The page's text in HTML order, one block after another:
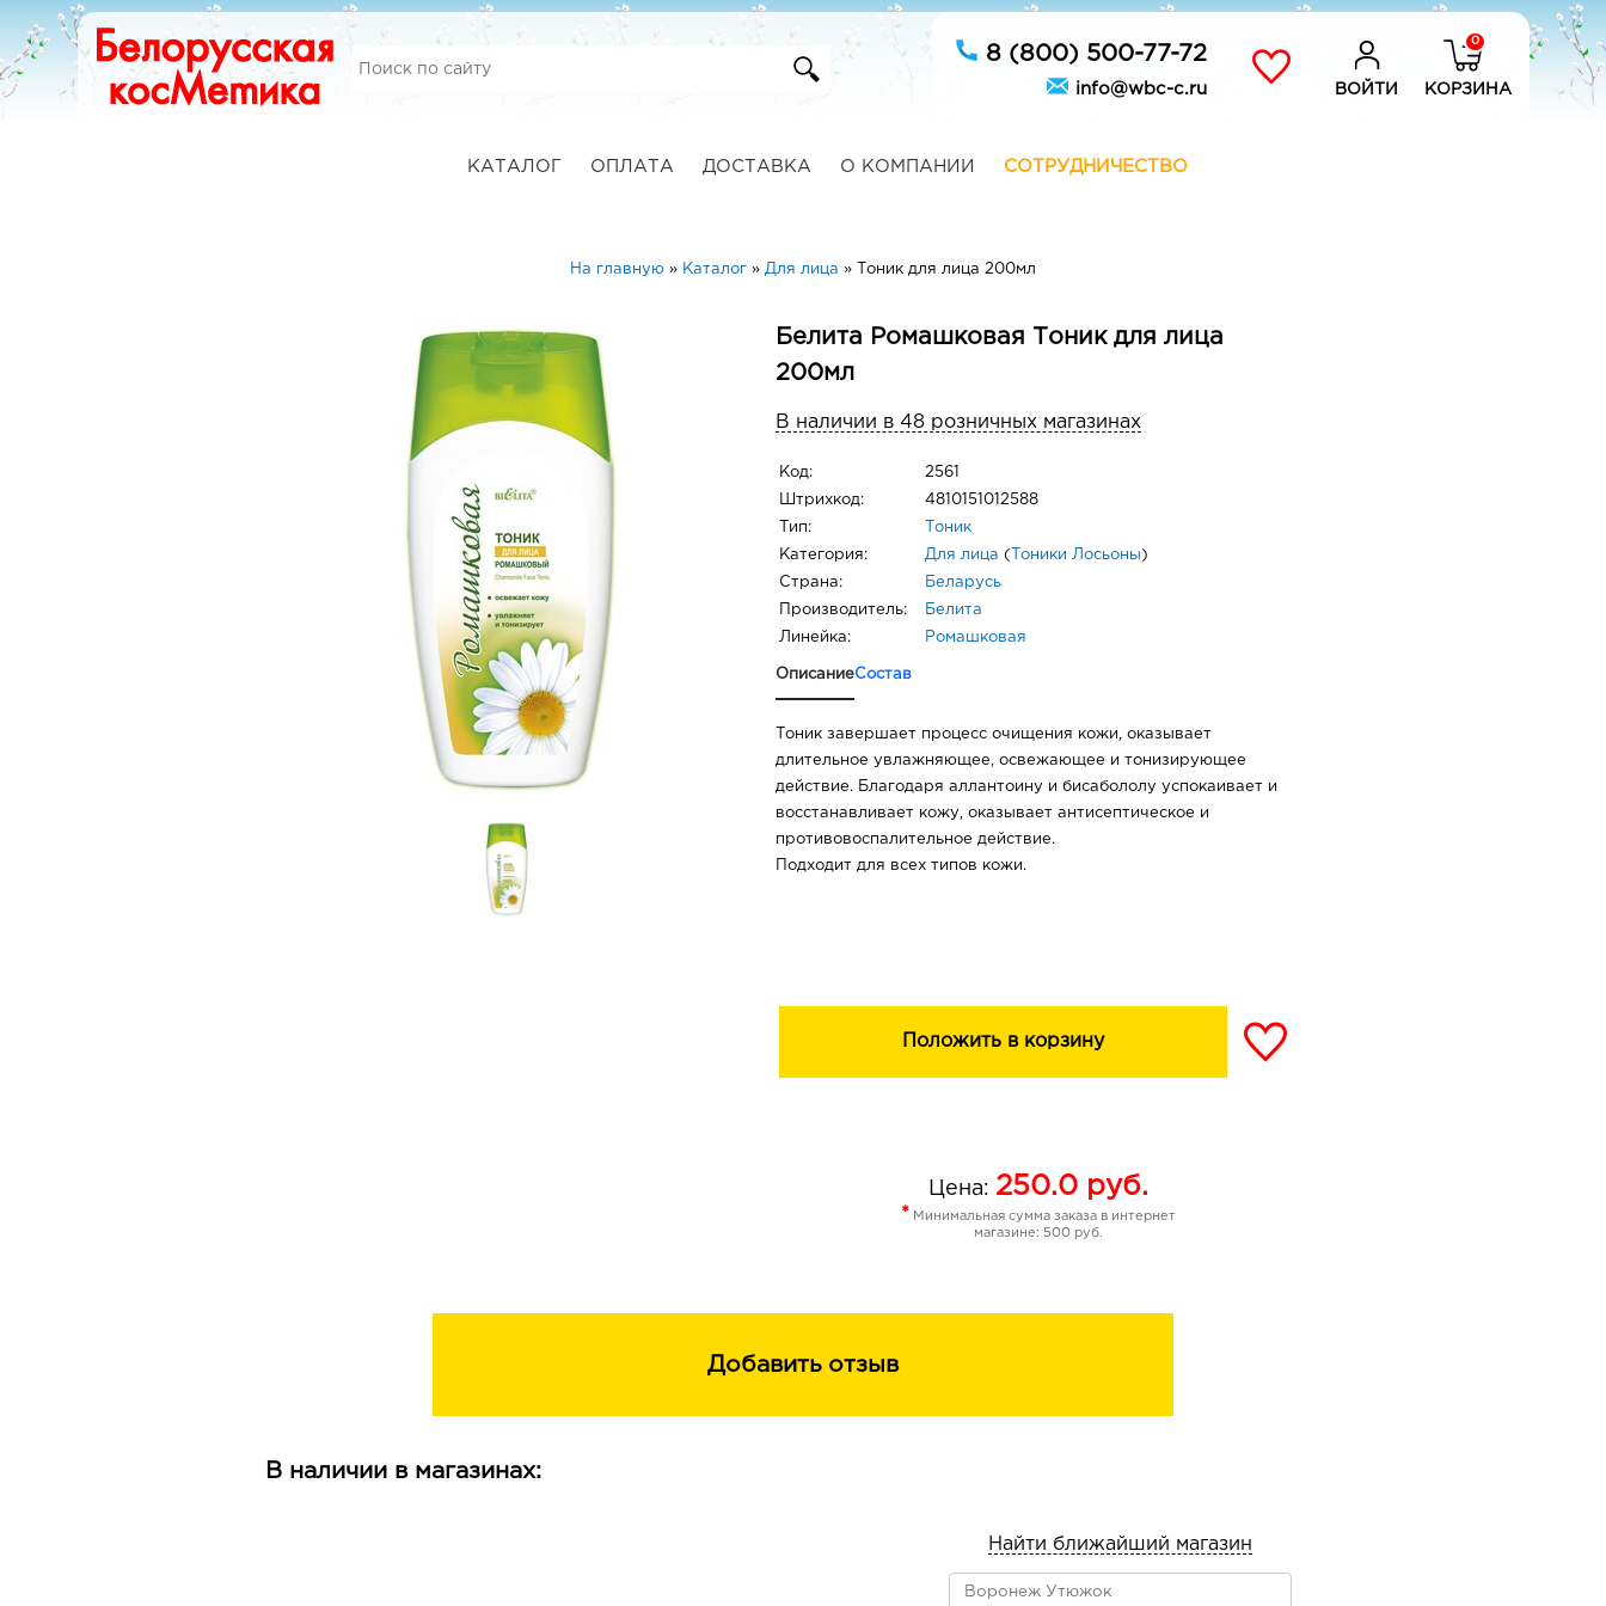
8 (800) 500-77-72
info@wbc-c.ru ВОЙТИ
0
КОРЗИНА
КАТАЛОГ ОПЛАТА ДОСТАВКА О КОМПАНИИ СОТРУДНИЧЕСТВО
На главную » Каталог » Для лица » Тоник для лица 200мл
Белита Ромашковая Тоник для лица
200мл
В наличии в 48 розничных магазинах
Код: 2561
Штрихкод: 4810151012588
Тип: Тоник
Категория: Для лица ( Тоники Лосьоны )
Страна: Беларусь
Производитель: Белита
Линейка: Ромашковая
ОписаниеСостав
Тоник завершает процесс очищения кожи, оказывает
длительное увлажняющее, освежающее и тонизирующее
действие. Благодаря аллантоину и бисабололу успокаивает и
восстанавливает кожу, оказывает антисептическое и
противовоспалительное действие.
Подходит для всех типов кожи.
Положить в корзину
Цена: 250.0 руб.
* Минимальная сумма заказа в интернет
магазине: 500 руб.
Добавить отзыв
В наличии в магазинах:
Найти ближайший магазин